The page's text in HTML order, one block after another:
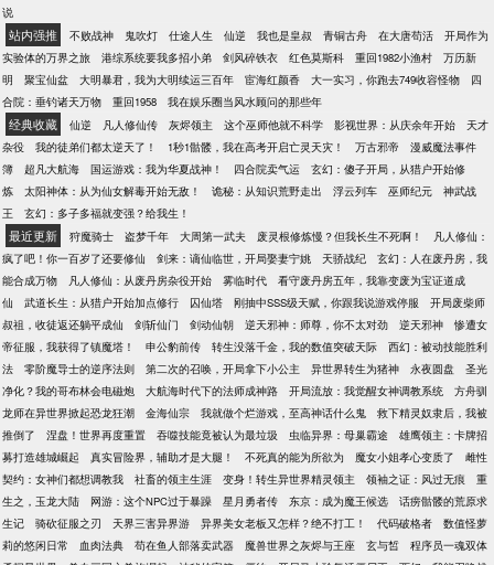
联系方式： 扣扣：12061033 微信号：mikelwf 书友
群：524235411
说
站内强推 不败战神 鬼吹灯 仕途人生 仙逆 我也是皇叔 青铜古舟 在大唐苟活
开局作为
实验体的万界之旅
港综系统要我多招小弟 剑风碎铁衣 红色莫斯科 重回1982小渔村
万历新
明
聚宝仙盆 大明暴君，我为大明续运三百年 宦海红颜香 大一实习，你跑去749收容怪物
四
合院：垂钓诸天万物
重回1958 我在娱乐圈当风水顾问的那些年
经典收藏 仙逆 凡人修仙传 灰烬领主 这个巫师他就不科学 影视世界：从庆余年开始
天才
杂役
我的徒弟们都太逆天了！ 1秒1骷髅，我在高考开启亡灵天灾！ 万古邪帝
漫威魔法事件
簿
超凡大航海 国运游戏：我为华夏战神！ 四合院卖气运
玄幻：傻子开局，从猎户开始修
炼
太阳神体：从为仙女解毒开始无敌！ 诡秘：从知识荒野走出 浮云列车 巫师纪元
神武战
王
玄幻：多子多福就变强？给我生！
最近更新 狩魔骑士 盗梦千年 大周第一武夫 废灵根修炼慢？但我长生不死啊！
凡人修仙：
疯了吧！你一百岁了还要修仙
剑来：谪仙临世，开局娶妻宁姚 天骄战纪
玄幻：人在废丹房，我
能合成万物
凡人修仙：从废丹房杂役开始 雾临时代
看守废丹房五年，我靠变废为宝证道成
仙
武道长生：从猎户开始加点修行 囚仙塔 刚抽中SSS级天赋，你跟我说游戏停服
开局废柴师
叔祖，收徒返还躺平成仙
剑斩仙门 剑动仙朝 逆天邪神：师尊，你不太对劲 逆天邪神
惨遭女
帝征服，我获得了镇魔塔！
申公豹前传 转生没落千金，我的数值突破天际
西幻：被动技能胜利
法
零阶魔导士的逆序法则 第二次的召唤，开局拿下小公主 异世界转生为猪神 永夜圆盘
圣光
净化？我的哥布林会电磁炮
大航海时代下的法师成神路 开局流放：我觉醒女神调教系统
方舟驯
龙师在异世界掀起恐龙狂潮
金海仙宗 我就做个烂游戏，至高神话什么鬼
救下精灵奴隶后，我被
推倒了
涅盘！世界再度重置 吞噬技能竟被认为最垃圾 虫临异界：母巢霸途
雄鹰领主：卡牌招
募打造雄城崛起
真实冒险界，辅助才是大腿！ 不死真的能为所欲为 魔女小姐孝心变质了
雌性
契约：女神们都想调教我
社畜的领主生涯 变身！转生异世界精灵领主 领袖之证：风过无痕
重
生之，玉龙大陆
网游：这个NPC过于暴躁 星月勇者传 东京：成为魔王候选
话痨骷髅的荒原求
生记
骑砍征服之刃 天界三害异界游 异界美女老板又怎样？绝不打工！ 代码破格者
数值怪萝
莉的悠闲日常
血肉法典 苟在鱼人部落卖武器 魔兽世界之灰烬与王座 玄与皙
程序员一魂双体